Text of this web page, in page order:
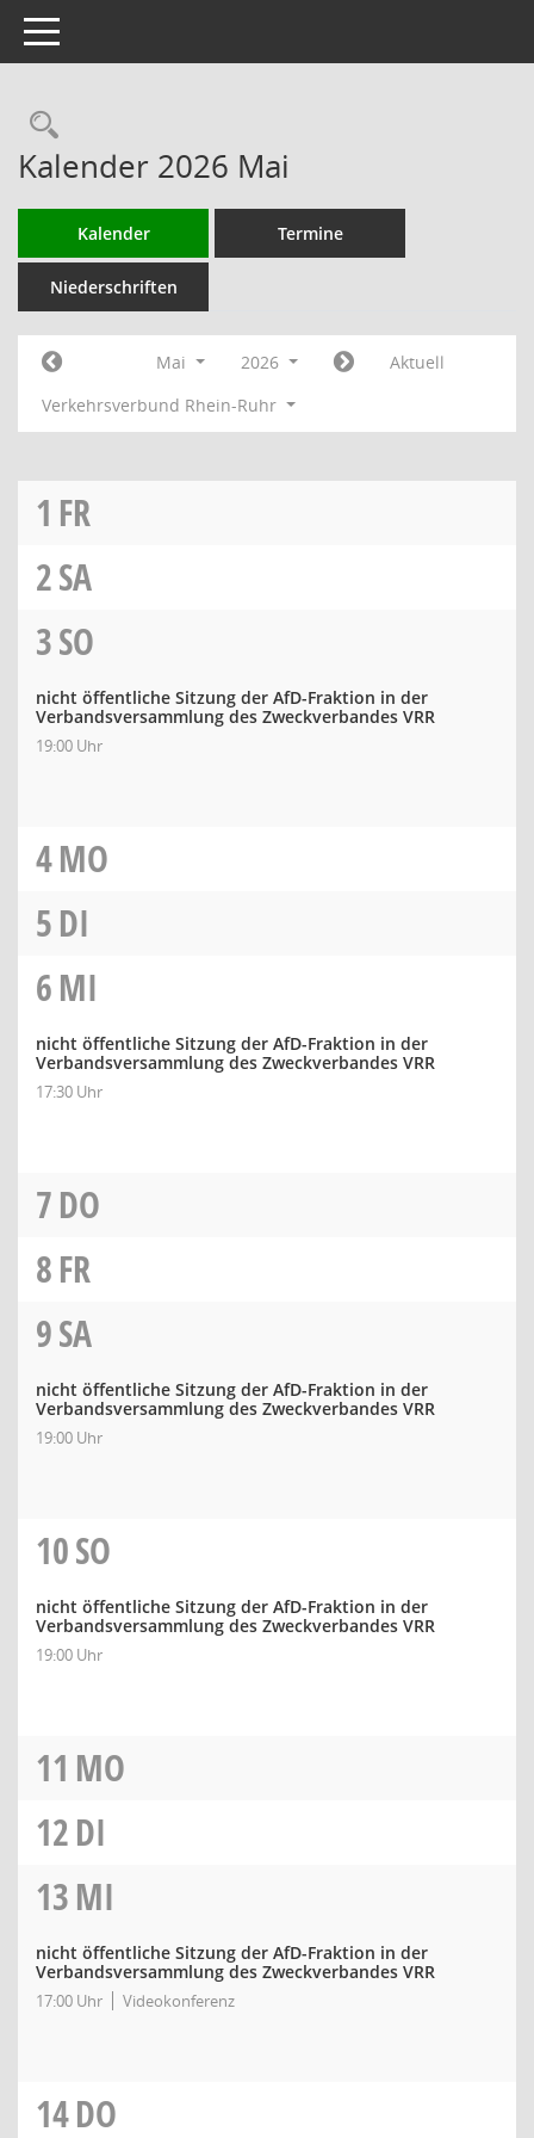
Toggle navigation
Rechercheauswahl
Kalender 2026 Mai
Kalender Termine
Niederschriften
Mai 2026
Aktuell
Verkehrsverbund Rhein-Ruhr
1 FR
2SA
3SO
nicht öffentliche Sitzung der AfD-Fraktion in der
Verbandsversammlung des Zweckverbandes VRR
19:00 Uhr
4MO
5DI
6MI
nicht öffentliche Sitzung der AfD-Fraktion in der
Verbandsversammlung des Zweckverbandes VRR
17:30 Uhr
7DO
8FR
9SA
nicht öffentliche Sitzung der AfD-Fraktion in der
Verbandsversammlung des Zweckverbandes VRR
19:00 Uhr
10SO
nicht öffentliche Sitzung der AfD-Fraktion in der
Verbandsversammlung des Zweckverbandes VRR
19:00 Uhr
11 MO
12DI
13MI
nicht öffentliche Sitzung der AfD-Fraktion in der
Verbandsversammlung des Zweckverbandes VRR
17:00 Uhr Videokonferenz
14DO